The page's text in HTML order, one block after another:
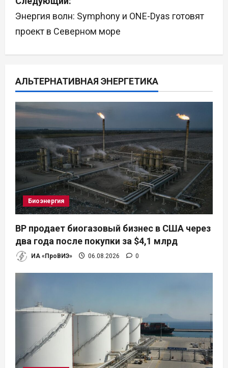
и
г
и
я
п
о
з
а
п
и
с
м
Энергия волн: Symphony и ONE-Dyas готовят
проект в Северном море
АЛЬТЕРНАТИВНАЯ ЭНЕРГЕТИКА
Биоэнергия
BP продает биогазовый бизнес в США через
два года после покупки за $4,1 млрд
ИА «ПроВИЭ» 06.08.2026 0